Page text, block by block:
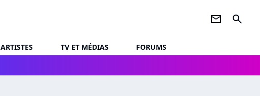
newsletter search
ARTISTES TV ET MÉDIAS
FORUMS